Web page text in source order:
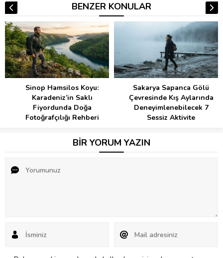
BENZER KONULAR
Sinop Hamsilos Koyu:
Karadeniz’in Saklı
Fiyordunda Doğa
Fotoğrafçılığı Rehberi
Sakarya Sapanca Gölü
Çevresinde Kış Aylarında
Deneyimlenebilecek 7
Sessiz Aktivite
BİR YORUM YAZIN